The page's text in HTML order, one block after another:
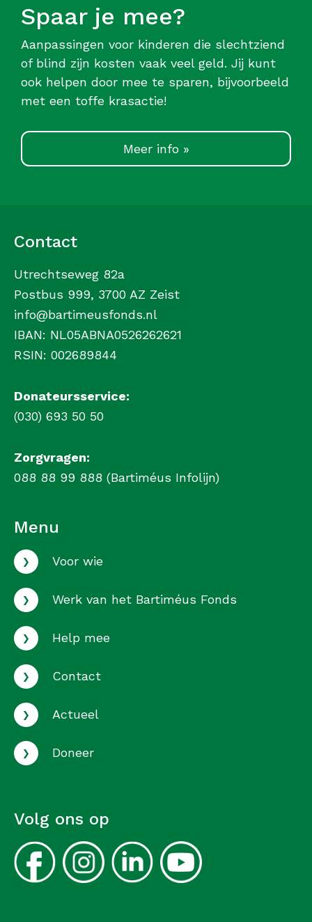
Spaar je mee?
Aanpassingen voor kinderen die slechtziend
of blind zijn kosten vaak veel geld. Jij kunt
ook helpen door mee te sparen, bijvoorbeeld
met een toffe krasactie!
Meer info »
Contact
Utrechtseweg 82a
Postbus 999, 3700 AZ Zeist
info@bartimeusfonds.nl
IBAN: NL05ABNA0526262621
RSIN: 002689844
Donateursservice:
(030) 693 50 50
Zorgvragen:
088 88 99 888 (Bartiméus Infolijn)
Menu
› Voor wie
› Werk van het Bartiméus Fonds
› Help mee
› Contact
› Actueel
› Doneer
Volg ons op